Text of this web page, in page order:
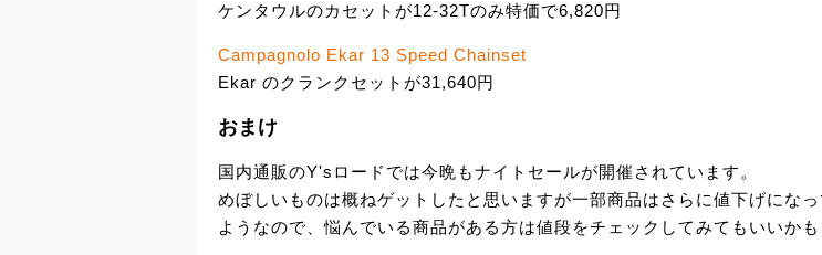
ケンタウルのカセットが12-32Tのみ特価で6,820円
Campagnolo Ekar 13 Speed Chainset
Ekar のクランクセットが31,640円
おまけ
国内通販のY'sロードでは今晩もナイトセールが開催されています。
めぼしいものは概ねゲットしたと思いますが一部商品はさらに値下げになっ
ようなので、悩んでいる商品がある方は値段をチェックしてみてもいいかも